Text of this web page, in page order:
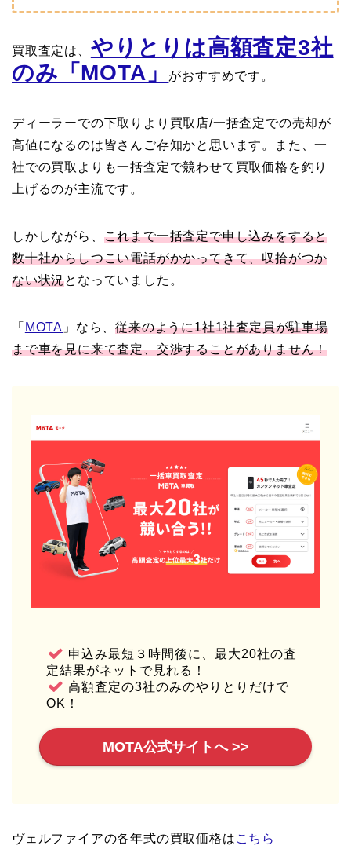
買取査定は、 やりとりは高額査定3社
のみ「MOTA」
がおすすめです。
ディーラーでの下取りより買取店/一括査定での売却が
高値になるのは皆さんご存知かと思います。また、一
社での買取よりも一括査定で競わせて買取価格を釣り
上げるのが主流です。
しかしながら、 これまで一括査定で申し込みをすると
数十社からしつこい電話がかかってきて、収拾がつか
ない状況となっていました。
「 MOTA 」なら、従来のように1社1社査定員が駐車場
まで車を見に来て査定、交渉することがありません！
申込み最短３時間後に、最大20社の査
定結果がネットで見れる！
高額査定の3社のみのやりとりだけで
OK！
MOTA公式サイトへ >>
ヴェルファイアの各年式の買取価格は こちら